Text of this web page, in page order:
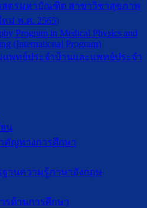
สตรมหาบัณฑิต สาขาวิชาสุขภาพ
ม่ พ.ศ. 2565)
Program in Medical Physics and
(International Program)
พทย์ประจำบ้านและแพทย์ประจำ
ยน
คัญทางการศึกษา
านความรู้ภาษาอังกฤษ
รด้านการศึกษา